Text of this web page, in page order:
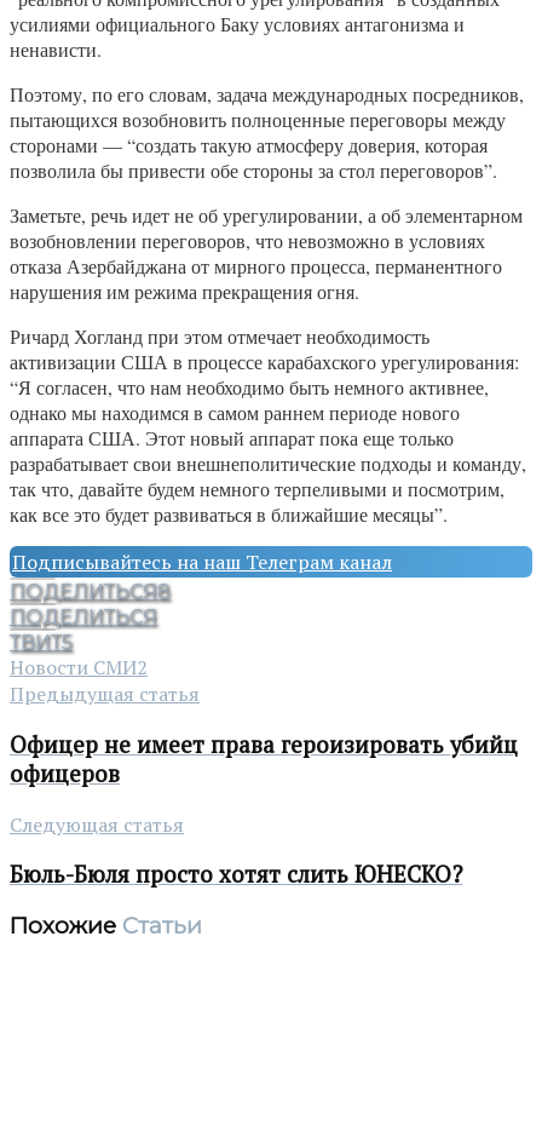
усилиями официального Баку условиях антагонизма и
ненависти.
Поэтому, по его словам, задача международных посредников,
пытающихся возобновить полноценные переговоры между
сторонами — “создать такую атмосферу доверия, которая
позволила бы привести обе стороны за стол переговоров”.
Заметьте, речь идет не об урегулировании, а об элементарном
возобновлении переговоров, что невозможно в условиях
отказа Азербайджана от мирного процесса, перманентного
нарушения им режима прекращения огня.
Ричард Хогланд при этом отмечает необходимость
активизации США в процессе карабахского урегулирования:
“Я согласен, что нам необходимо быть немного активнее,
однако мы находимся в самом раннем периоде нового
аппарата США. Этот новый аппарат пока еще только
разрабатывает свои внешнеполитические подходы и команду,
так что, давайте будем немного терпеливыми и посмотрим,
как все это будет развиваться в ближайшие месяцы”.
Подписывайтесь на наш Телеграм канал
ПОДЕЛИТЬСЯ8
ПОДЕЛИТЬСЯ
ТВИТ5
Новости СМИ2
Предыдущая статья
Офицер не имеет права героизировать убийц
офицеров
Следующая статья
Бюль-Бюля просто хотят слить ЮНЕСКО?
Похожие Статьи